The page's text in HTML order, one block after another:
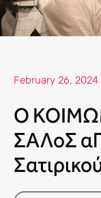
February 26, 2024
Ο
ΣΑΛοΣ